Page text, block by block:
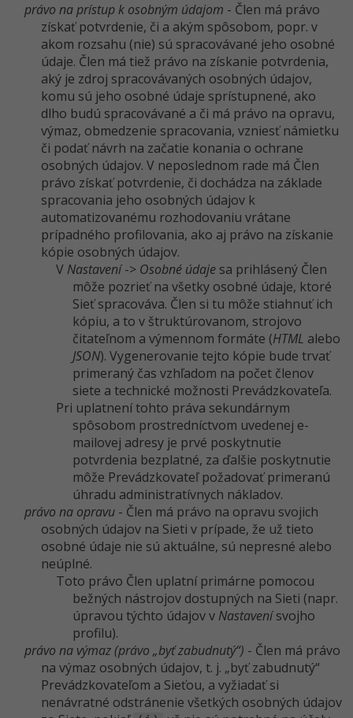
právo na prístup k osobným údajom - Člen má právo
získať potvrdenie, či a akým spôsobom, popr. v
akom rozsahu (nie) sú spracovávané jeho osobné
údaje. Člen má tiež právo na získanie potvrdenia,
aký je zdroj spracovávaných osobných údajov,
komu sú jeho osobné údaje sprístupnené, ako
dlho budú spracovávané a či má právo na opravu,
výmaz, obmedzenie spracovania, vzniesť námietku
či podať návrh na začatie konania o ochrane
osobných údajov. V neposlednom rade má Člen
právo získať potvrdenie, či dochádza na základe
spracovania jeho osobných údajov k
automatizovanému rozhodovaniu vrátane
prípadného profilovania, ako aj právo na získanie
kópie osobných údajov.
V Nastavení-> Osobné údaje sa prihlásený Člen
môže pozrieť na všetky osobné údaje, ktoré
Sieť spracováva. Člen si tu môže stiahnuť ich
kópiu, a to v štruktúrovanom, strojovo
čitateľnom a výmennom formáte (HTML alebo
JSON). Vygenerovanie tejto kópie bude trvať
primeraný čas vzhľadom na počet členov
siete a technické možnosti Prevádzkovateľa.
Pri uplatnení tohto práva sekundárnym
spôsobom prostredníctvom uvedenej e-
mailovej adresy je prvé poskytnutie
potvrdenia bezplatné, za ďalšie poskytnutie
môže Prevádzkovateľ požadovať primeranú
úhradu administratívnych nákladov.
právo na opravu - Člen má právo na opravu svojich
osobných údajov na Sieti v prípade, že už tieto
osobné údaje nie sú aktuálne, sú nepresné alebo
neúplné.
Toto právo Člen uplatní primárne pomocou
bežných nástrojov dostupných na Sieti (napr.
úpravou týchto údajov v Nastavenísvojho
profilu).
právo na výmaz (právo „byť zabudnutý“) - Člen má právo
na výmaz osobných údajov, t. j. „byť zabudnutý“
Prevádzkovateľom a Sieťou, a vyžiadať si
nenávratné odstránenie všetkých osobných údajov